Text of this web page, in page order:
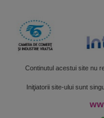
Continutul acestui site nu
Iniţiatorii site-ului sunt